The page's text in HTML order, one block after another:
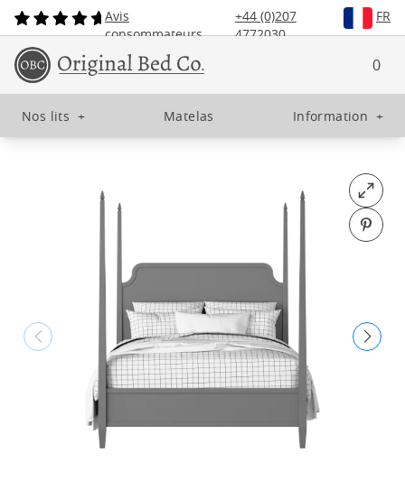
Avis
consommateurs
+44 (0)207
4772030
FR
0
Nos lits + Matelas Information +
Open
Pin